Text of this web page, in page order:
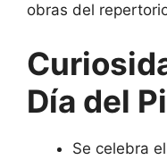
obras del
Día del
Se celebra el